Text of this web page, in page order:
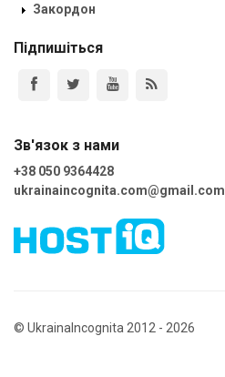
Закордон
Підпишіться
Зв'язок з нами
+38 050 9364428
ukrainaincognita.com@gmail.com
© UkrainaIncognita 2012 - 2026